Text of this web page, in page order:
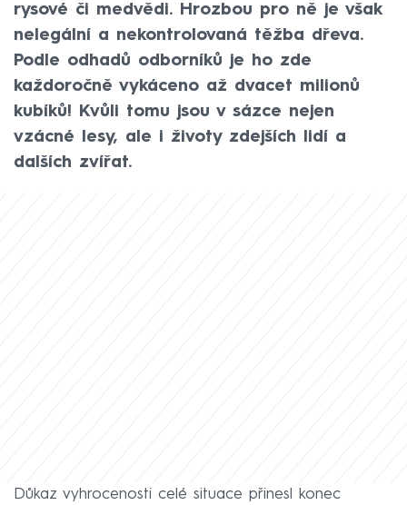
rysové či medvědi. Hrozbou pro ně je však
nelegální a nekontrolovaná těžba dřeva.
Podle odhadů odborníků je ho zde
každoročně vykáceno až dvacet milionů
kubíků! Kvůli tomu jsou v sázce nejen
vzácné lesy, ale i životy zdejších lidí a
dalších zvířat.
Důkaz vyhrocenosti celé situace přinesl konec